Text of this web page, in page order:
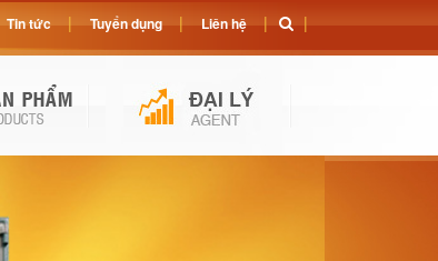
Tin tức Tuyển dụng Liên hệ